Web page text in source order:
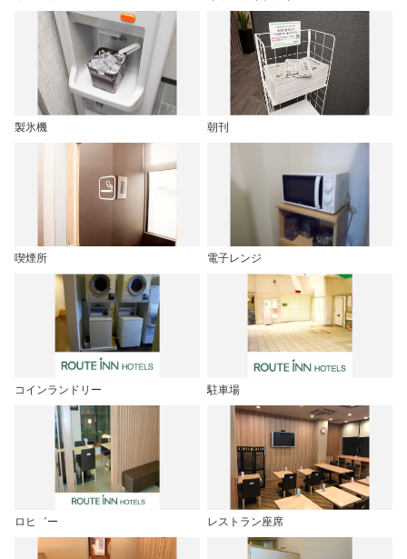
製氷機 朝刊
喫煙所 電子レンジ
コインランドリー 駐車場
ロヒ゛ー レストラン座席